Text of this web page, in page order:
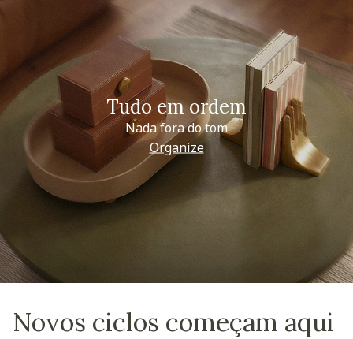
Tudo em ordem
Nada fora do tom
Organize
Novos ciclos começam aqui